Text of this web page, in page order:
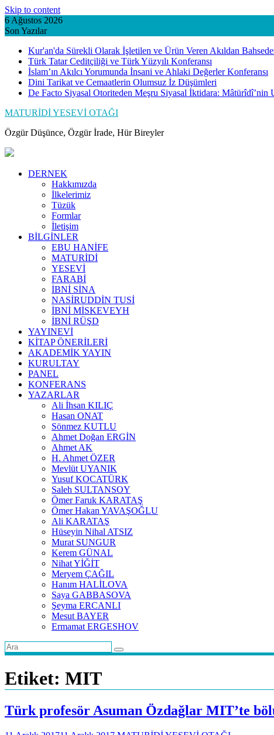
Skip to content
6 Ağustos 2026
Son Yazılar
Kur'an'da Sürekli Olarak İşletilen ve Ürün Veren Akıldan
Türk Tatar Ceditçiliği ve Türk Yüzyılı Konferansı
İslam’ın Akılcı Yorumunda İnsani ve Ahlaki Değerler Konferansı
Dini Tarikat ve Cemaatlerin Olumsuz İz Düşümleri
De Facto Siyasal Otoriteden Meşru Siyasal İktidara: Mâtürîdî’nin
MATURİDİ YESEVİ OTAĞI
Özgür Düşünce, Özgür İrade, Hür Bireyler
DERNEK
Hakkımızda
İlkelerimiz
Tüzük
Formlar
İletişim
BİLGİNLER
EBU HANİFE
MATURİDİ
YESEVİ
FARABİ
İBNİ SİNA
NASİRUDDİN TUSİ
İBNİ MİSKEVEYH
İBNİ RÜŞD
YAYINEVİ
KİTAP ÖNERİLERİ
AKADEMİK YAYIN
KURULTAY
PANEL
KONFERANS
YAZARLAR
Ali İhsan KILIÇ
Hasan ONAT
Sönmez KUTLU
Ahmet Doğan ERGİN
Ahmet AK
H. Ahmet ÖZER
Mevlüt UYANIK
Yusuf KOCATÜRK
Saleh SULTANSOY
Ömer Faruk KARATAŞ
Ömer Hakan YAVAŞOĞLU
Ali KARATAŞ
Hüseyin Nihal ATSIZ
Murat SUNGUR
Kerem GÜNAL
Nihat YİĞİT
Meryem ÇAĞIL
Hanım HALİLOVA
Saya GABBASOVA
Şeyma ERCANLI
Mesut BAYER
Ermamat ERGESHOV
Etiket: MIT
Türk profesör Asuman Özdağlar MIT’te